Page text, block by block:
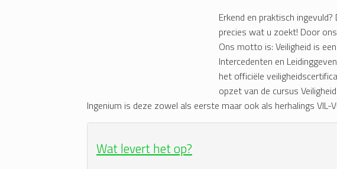
Erkend en praktisch
precies wat u zoekt! Door
Ons motto is: Veiligheid is
Intercedenten en
het officiële
opzet van de cursus
Ingenium is deze zowel als eerste maar ook als herhalings VIL-
Wat levert het op?